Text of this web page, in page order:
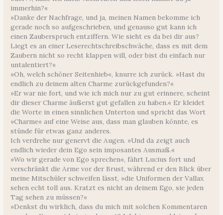
immerhin?«
»Danke der Nachfrage, und ja, meinen Namen bekomme ich
gerade noch so aufgeschrieben, und genauso gut kann ich
einen Zauberspruch entziffern. Wie sieht es da bei dir aus?
Liegt es an einer Leserechtschreibschwäche, dass es mit dem
Zaubern nicht so recht klappen will, oder bist du einfach nur
untalentiert?«
»Oh, welch schöner Seitenhieb«, knurre ich zurück. »Hast du
endlich zu deinem alten Charme zurückgefunden?«
»Er war nie fort, und wie ich mich nur zu gut erinnere, scheint
dir dieser Charme äußerst gut gefallen zu haben.« Er kleidet
die Worte in einen sinnlichen Unterton und spricht das Wort
»Charme« auf eine Weise aus, dass man glauben könnte, es
stünde für etwas ganz anderes.
Ich verdrehe nur genervt die Augen. »Und da zeigt auch
endlich wieder dein Ego sein imposantes Ausmaß.«
»Wo wir gerade von Ego sprechen«, fährt Lucius fort und
verschränkt die Arme vor der Brust, während er den Blick über
meine Mitschüler schweifen lässt, »die Uniformen der Vallax
sehen echt toll aus. Kratzt es nicht an deinem Ego, sie jeden
Tag sehen zu müssen?«
»Denkst du wirklich, dass du mich mit solchen Kommentaren